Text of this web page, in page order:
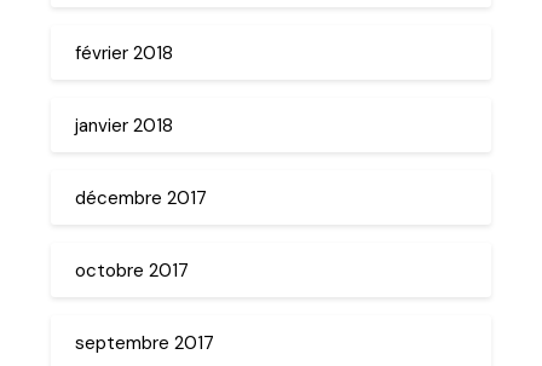
février 2018
janvier 2018
décembre 2017
octobre 2017
septembre 2017